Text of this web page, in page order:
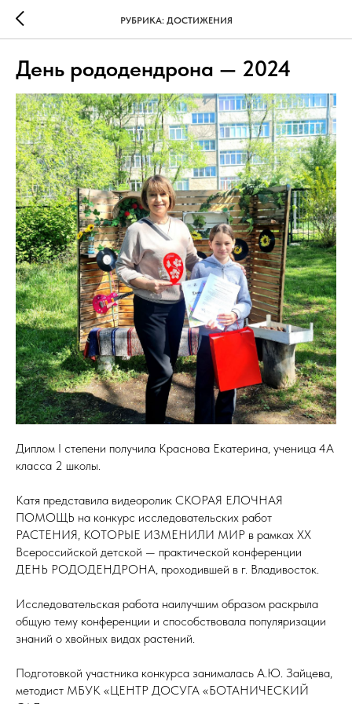
РУБРИКА: ДОСТИЖЕНИЯ
День рододендрона — 2024
Диплом I степени получила Краснова Екатерина, ученица 4А
класса 2 школы.
Катя представила видеоролик СКОРАЯ ЕЛОЧНАЯ
ПОМОЩЬ на конкурс исследовательских работ
РАСТЕНИЯ, КОТОРЫЕ ИЗМЕНИЛИ МИР в рамках XX
Всероссийской детской — практической конференции
ДЕНЬ РОДОДЕНДРОНА, проходившей в г. Владивосток.
Исследовательская работа наилучшим образом раскрыла
общую тему конференции и способствовала популяризации
знаний о хвойных видах растений.
Подготовкой участника конкурса занималась А.Ю. Зайцева,
методист МБУК «ЦЕНТР ДОСУГА «БОТАНИЧЕСКИЙ